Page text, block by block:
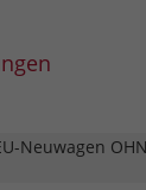
Neuwagen